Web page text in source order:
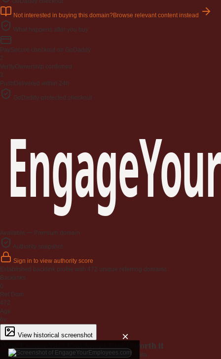
Not interested in buying this domain?Browse relevant content instead
What happens after you buy
PaySecure checkout on GoDaddy
2
VerifyOwnership confirmed
3
Push Delivered within 24h
GoDaddy-protected checkout
Available — Premium domain
Authority snapshot
Sign in to view authority score
Established backlink profile with 472 unique referring domains.
Backlinks
0
Ref Dom
472
Age
6y
View historical screenshot ×
Why EngageYourEmployees.com is worth it
Every claim below is backed by verified third-party data.